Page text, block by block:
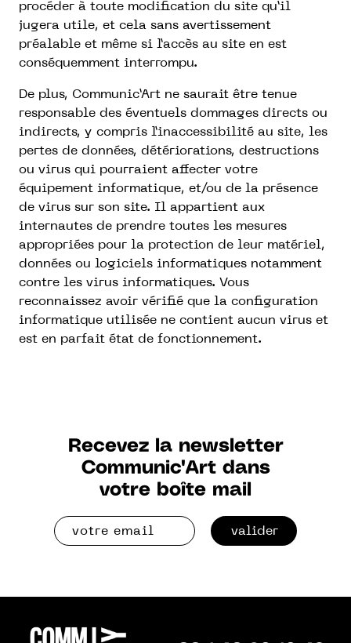
procéder à toute modification du site qu’il
jugera utile, et cela sans avertissement
préalable et même si l’accès au site en est
conséquemment interrompu.
De plus, Communic’Art ne saurait être tenue
responsable des éventuels dommages directs ou
indirects, y compris l’inaccessibilité au site, les
pertes de données, détériorations, destructions
ou virus qui pourraient affecter votre
équipement informatique, et/ou de la présence
de virus sur son site. Il appartient aux
internautes de prendre toutes les mesures
appropriées pour la protection de leur matériel,
données ou logiciels informatiques notamment
contre les virus informatiques. Vous
reconnaissez avoir vérifié que la configuration
informatique utilisée ne contient aucun virus et
est en parfait état de fonctionnement.
Recevez la newsletter
Communic'Art dans
votre boîte mail
valider